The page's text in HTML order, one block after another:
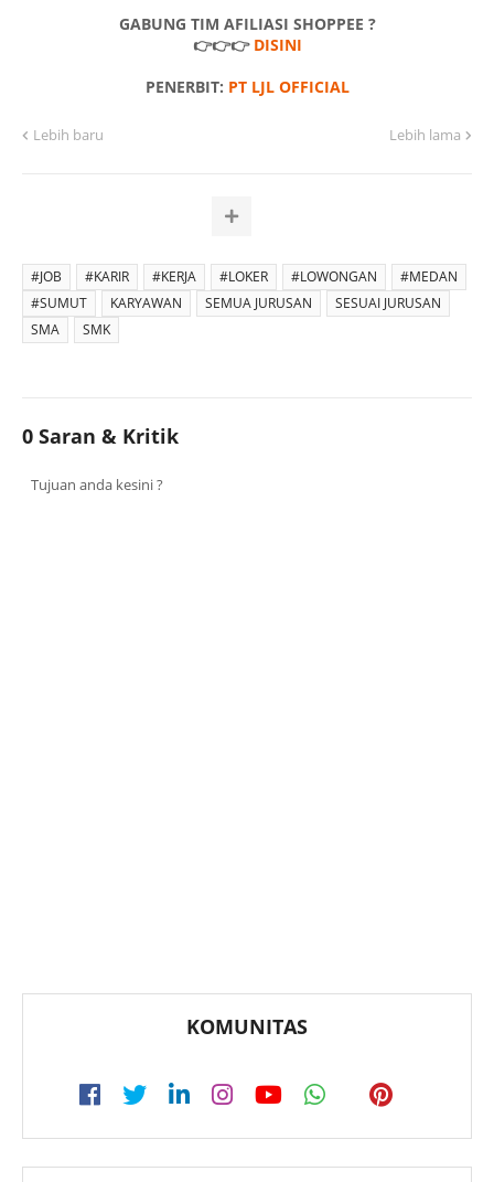
GABUNG TIM AFILIASI SHOPPEE ?
👉👉👉 DISINI
PENERBIT: PT LJL OFFICIAL
Lebih baru Lebih lama
#JOB #KARIR #KERJA #LOKER #LOWONGAN
#MEDAN
#SUMUT
KARYAWAN SEMUA JURUSAN
SESUAI JURUSAN
SMA
SMK
0 Saran & Kritik
Tujuan anda kesini ?
KOMUNITAS